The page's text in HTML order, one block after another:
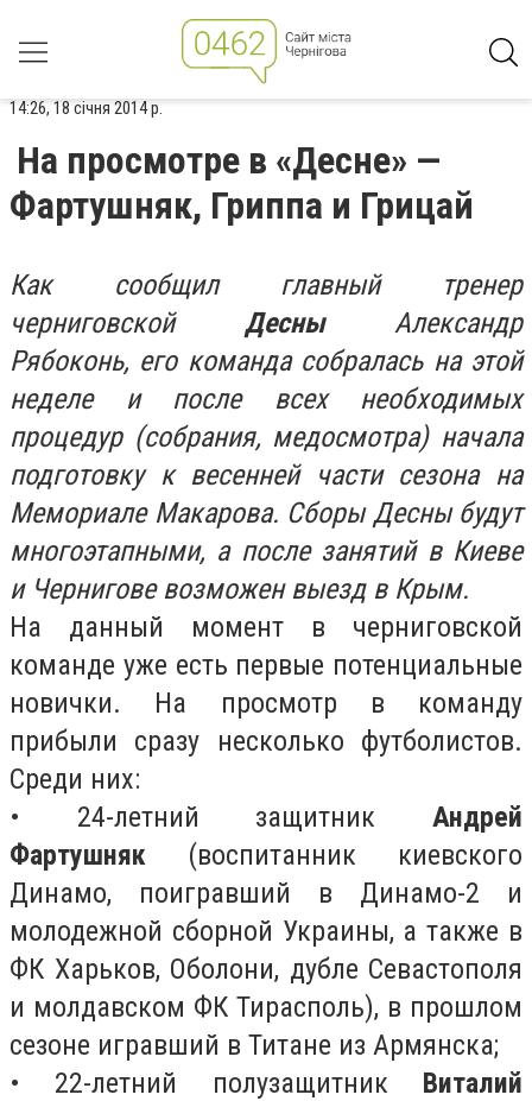
14:26, 18 січня 2014 р.
На просмотре в «Десне» —
Фартушняк, Гриппа и Грицай
Как сообщил главный тренер
черниговской ДесныАлександр
Рябоконь, его команда собралась на этой
неделе и после всех необходимых
процедур (собрания, медосмотра) начала
подготовку к весенней части сезона на
Мемориале Макарова. Сборы Десны будут
многоэтапными, а после занятий в Киеве
и Чернигове возможен выезд в Крым.
На данный момент в черниговской
команде уже есть первые потенциальные
новички. На просмотр в команду
прибыли сразу несколько футболистов.
Среди них:
• 24-летний защитник Андрей
Фартушняк (воспитанник киевского
Динамо, поигравший в Динамо-2 и
молодежной сборной Украины, а также в
ФК Харьков, Оболони, дубле Севастополя
и молдавском ФК Тирасполь), в прошлом
сезоне игравший в Титане из Армянска;
• 22-летний полузащитник Виталий